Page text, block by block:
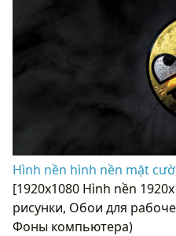
Hình nền hình nền mặt
[1920x1080 Hình nền
рисунки, Обои для
Фоны компьютера)